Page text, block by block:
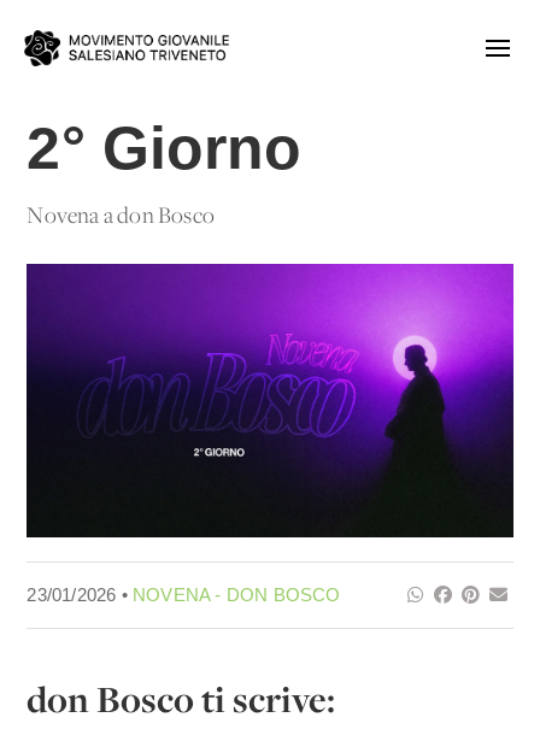
2° Giorno
Novena a don Bosco
23/01/2026 • NOVENA - DON BOSCO
don Bosco ti scrive: